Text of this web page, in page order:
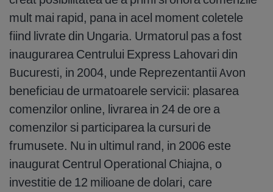
mult mai rapid, pana in acel moment coletele
fiind livrate din Ungaria. Urmatorul pas a fost
inaugurarea Centrului Express Lahovari din
Bucuresti, in 2004, unde Reprezentantii Avon
beneficiau de urmatoarele servicii: plasarea
comenzilor online, livrarea in 24 de ore a
comenzilor si participarea la cursuri de
frumusete. Nu in ultimul rand, in 2006 este
inaugurat Centrul Operational Chiajna, o
investitie de 12 milioane de dolari, care